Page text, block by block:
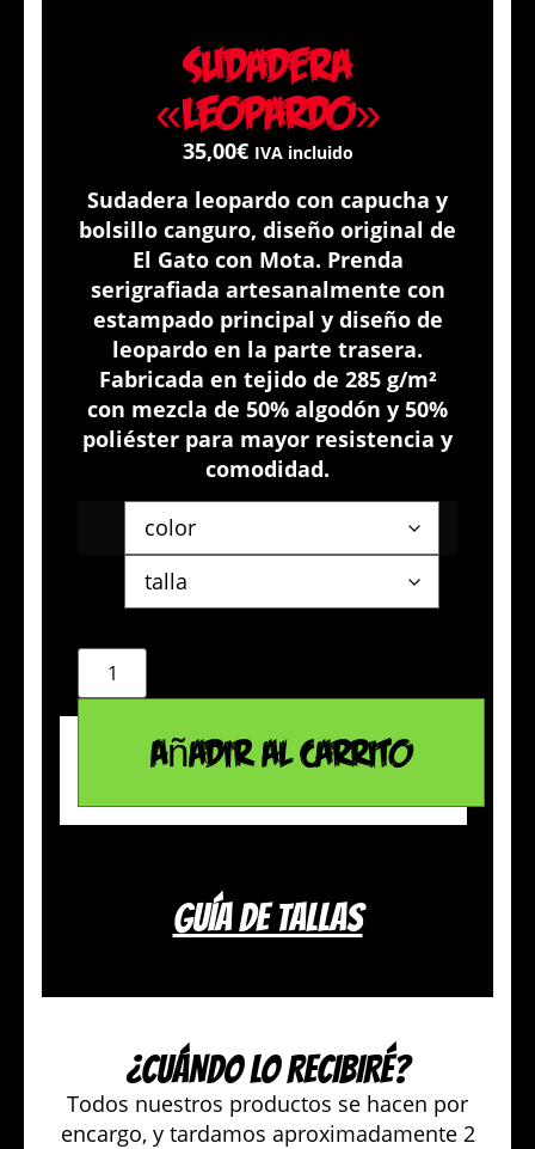
Sudadera
«Leopardo»
35,00€ IVA incluido
Sudadera leopardo con capucha y
bolsillo canguro, diseño original de
El Gato con Mota. Prenda
serigrafiada artesanalmente con
estampado principal y diseño de
leopardo en la parte trasera.
Fabricada en tejido de 285 g/m²
con mezcla de 50% algodón y 50%
poliéster para mayor resistencia y
comodidad.
Añadir al carrito
GUÍA DE TALLAS
¿CUÁNDO LO RECIBIRÉ?
Todos nuestros productos se hacen por
encargo, y tardamos aproximadamente 2